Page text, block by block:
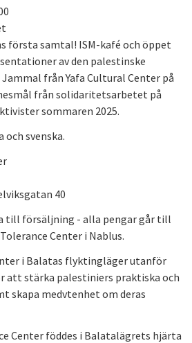
första samtal! ISM-kafé och öppet
av den palestinske
från Yafa Cultural Center på
från solidaritetsarbetet på
sommaren 2025.
och svenska.
40
till försäljning - alla pengar går till
Center i Nablus.
i Balatas flyktingläger utanför
att stärka palestiniers praktiska och
skapa medvtenhet om deras
Center föddes i Balatalägrets hjärta